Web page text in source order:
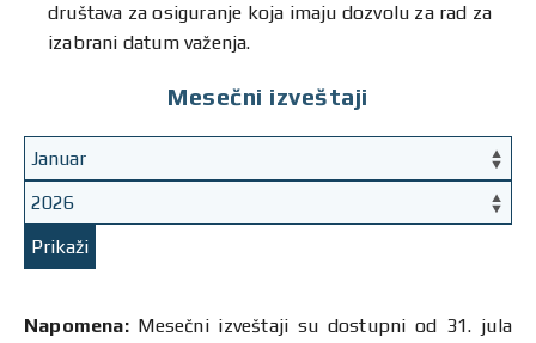
društava za osiguranje koja imaju dozvolu za rad za
izabrani datum važenja.
Mesečni izveštaji
Prikaži
Napomena:Mesečni izveštaji su dostupni od 31. jula